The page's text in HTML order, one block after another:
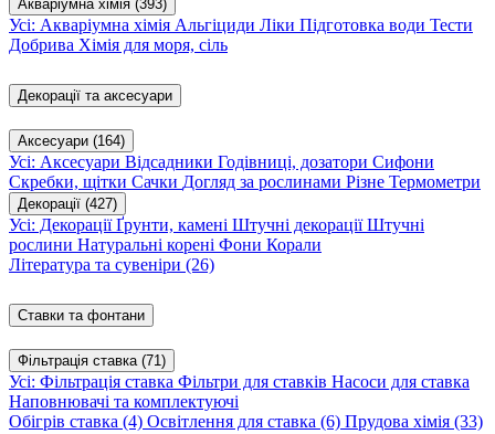
Акваріумна хімія (393)
Усі: Акваріумна хімія Альгіциди Ліки Підготовка води Тести
Добрива Хімія для моря, сіль
Декорації та аксесуари
Аксесуари (164)
Усі: Аксесуари Відсадники Годівниці, дозатори Сифони
Скребки, щітки Сачки Догляд за рослинами Різне Термометри
Декорації (427)
Усі: ДекораціїҐрунти, камені Штучні декораціїШтучні
рослини Натуральні корені Фони Корали
Література та сувеніри (26)
Ставки та фонтани
Фільтрація ставка (71)
Усі: Фільтрація ставка Фільтри для ставків Насоси для ставка
Наповнювачі та комплектуючі
Обігрів ставка (4) Освітлення для ставка (6) Прудова хімія (33)